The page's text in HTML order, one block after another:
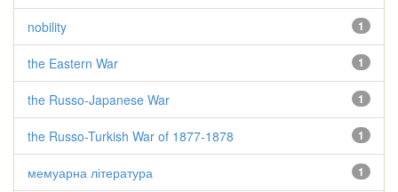
1
nobility
1
the Eastern War
1
the Russo-Japanese War
1
the Russo-Turkish War of 1877-1878
1
мемуарна література